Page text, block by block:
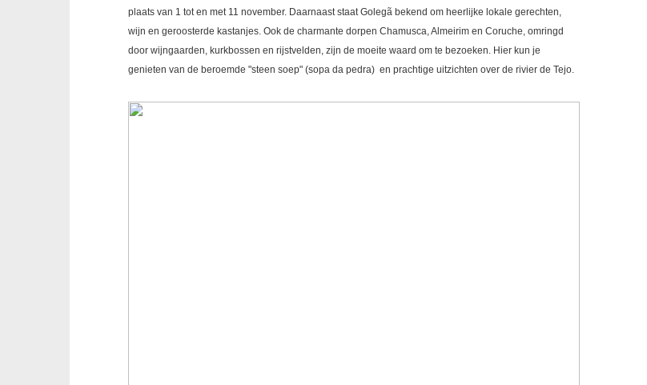
plaats van 1 tot en met 11 november. Daarnaast staat Golegã bekend om heerlijke lokale gerechten,
wijn en geroosterde kastanjes. Ook de charmante dorpen Chamusca, Almeirim en Coruche, omringd
door wijngaarden, kurkbossen en rijstvelden, zijn de moeite waard om te bezoeken. Hier kun je
genieten van de beroemde "steen soep" (sopa da pedra) en prachtige uitzichten over de rivier de Tejo.